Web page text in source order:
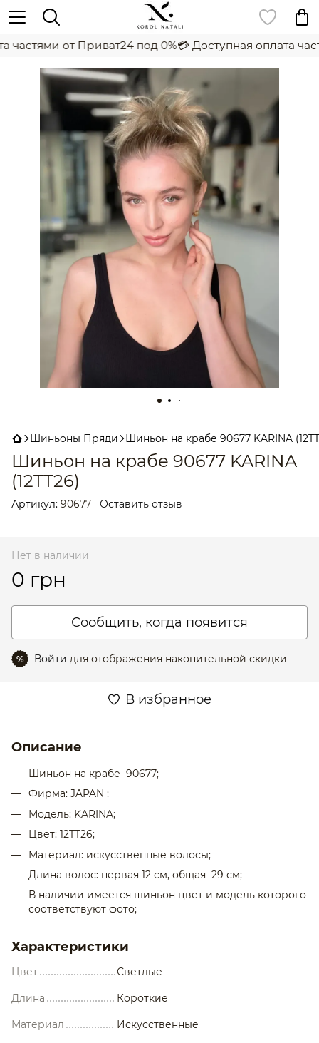
частями от Приват24 под 0%💳 Доступная оплата
Шиньоны Пряди Шиньон на крабе 90677 KARINA
Шиньон на крабе 90677 KARINA
(12TT26)
Артикул: 90677 Оставить отзыв
Нет в наличии
0 грн
Сообщить, когда появится
% Войти для отображения накопительной скидки
В избранное
Описание
Шиньон на крабе 90677;
Фирма: JAPAN ;
Модель: KARINA;
Цвет: 12TT26;
Материал: искусственные волосы;
Длина волос: первая 12 см, общая 29 см;
В наличии имеется шиньон цвет и модель которого
соответствуют фото;
Характеристики
Цвет Светлые
Длина Короткие
Материал Искусственные